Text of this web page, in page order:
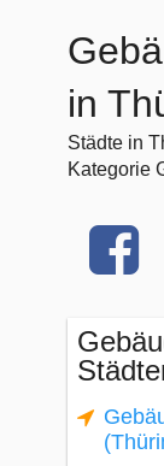
in
Städte in
Kategorie